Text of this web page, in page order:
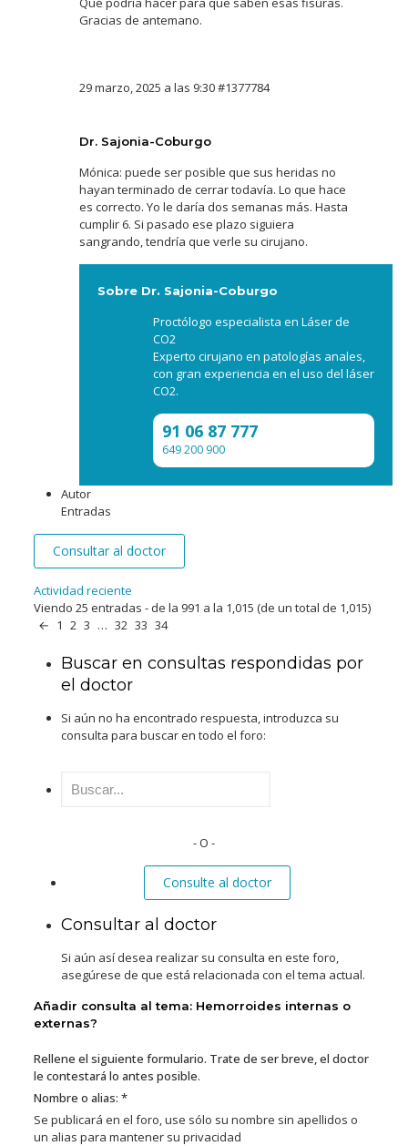
Gracias de antemano.
29 marzo, 2025 a las 9:30#1377784
Dr. Sajonia-Coburgo
Mónica: puede ser posible que sus heridas no
hayan terminado de cerrar todavía. Lo que hace
es correcto. Yo le daría dos semanas más. Hasta
cumplir 6. Si pasado ese plazo siguiera
sangrando, tendría que verle su cirujano.
Sobre Dr. Sajonia-Coburgo
Proctólogo especialista en Láser de
CO2
Experto cirujano en patologías anales,
con gran experiencia en el uso del láser
CO2.
91 06 87 777
649 200 900
Autor
Entradas
Consultar al doctor
Actividad reciente
Viendo 25 entradas - de la 991 a la 1,015 (de un total de 1,015)
← 1 2 3 … 32 33 34
Buscar en consultas respondidas por
el doctor
Si aún no ha encontrado respuesta, introduzca su
consulta para buscar en todo el foro:
- O -
Consulte al doctor
Consultar al doctor
Si aún así desea realizar su consulta en este foro,
asegúrese de que está relacionada con el tema actual.
Añadir consulta al tema: Hemorroides internas o
externas?
Rellene el siguiente formulario. Trate de ser breve, el doctor
le contestará lo antes posible.
Nombre o alias: *
Se publicará en el foro, use sólo su nombre sin apellidos o
un alias para mantener su privacidad